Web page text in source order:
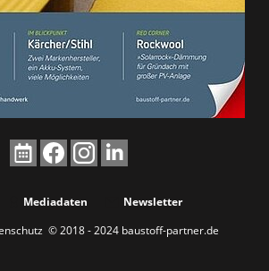
Mediadaten
Newsletter
© 2018 - 2024 baustoff-partner.de